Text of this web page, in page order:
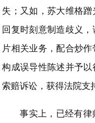
失；又如，苏大维格
回复时刻意制造歧义
片相关业务，配合炒
构成误导性陈述并予
索赔诉讼，获得法院支
事实上，已经有律